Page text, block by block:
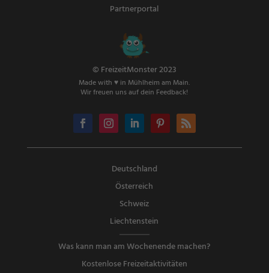
Partnerportal
© FreizeitMonster 2023
Made with ♥ in Mühlheim am Main.
Wir freuen uns auf dein Feedback!
Deutschland
Österreich
Schweiz
Liechtenstein
Was kann man am Wochenende machen?
Kostenlose Freizeitaktivitäten